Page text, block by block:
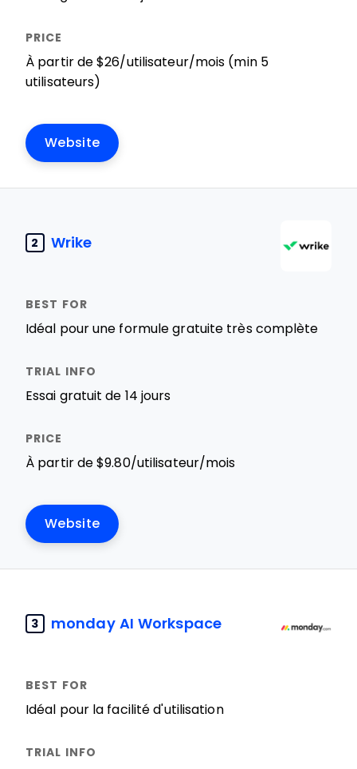
À partir de $26/utilisateur/mois (min 5
utilisateurs)
Website
2 Wrike
Idéal pour une formule gratuite très complète
Essai gratuit de 14 jours
À partir de $9.80/utilisateur/mois
Website
3 monday AI Workspace
Idéal pour la facilité d'utilisation